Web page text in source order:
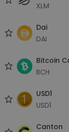
XLM
Dai
DAI
Bitcoin
BCH
USD1
USD1
Canton